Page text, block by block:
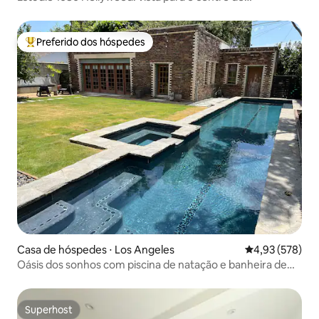
Entre os melhores preferidos dos hóspedes
Preferido dos hóspedes
Casa de hóspedes ⋅ Los Angeles 4,93 de uma
4,93 (578)
Oásis dos sonhos com piscina de natação e banheira de
Superhost
Superhost